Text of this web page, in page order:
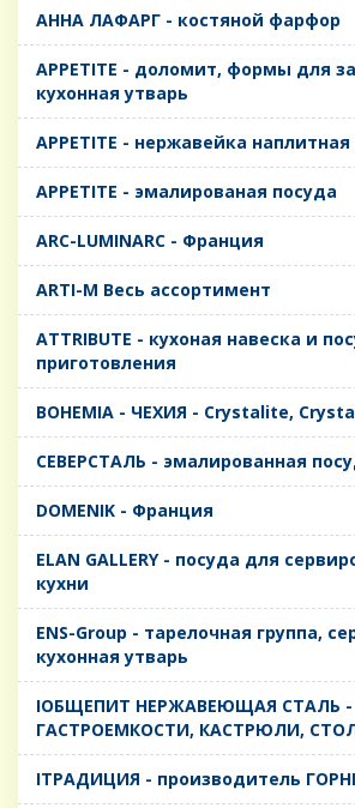
AHHA ЛАФАРГ - костяной фарфор
APPETITE - доломит, формы для
кухонная утварь
APPETITE - нержавейка
APPETITE - эмалированая посуда
ARC-LUMINARC - Франция
ARTI-M Весь ассортимент
ATTRIBUTE - кухоная навеска и
приготовления
BOHEMIA - ЧЕХИЯ - Crystalite,
CЕВЕРСТАЛЬ - эмалированная
DOMENIK - Франция
ELAN GALLERY - посуда для
кухни
ENS-Group - тарелочная группа,
кухонная утварь
IОБЩЕПИТ НЕРЖАВЕЮЩАЯ СТАЛЬ -
ГАСТРОЕМКОСТИ, КАСТРЮЛИ,
IТРАДИЦИЯ - производитель